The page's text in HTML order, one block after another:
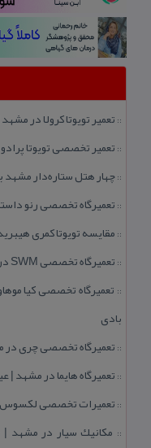
:: تعمیر تویوتا كرولا در
:: تعمیر تخصصی تویوتا
::چهار هتل‌ ستاره‌دار مشهد با فاصله
:: تعمیرگاه تخصصی رنو داستر در مشهد | ۱۰
:: مقایسه تویوتا كمری
:: تعمیرگاه تخصصی SWM در مشهد | تعمیر موتور، گیربكس و عیب‌یابی برق
:: تعمیرگاه تخصصی كیا
بادی
:: تعمیرگاه تخصصی چری در مشهد | ۱۰ سال تجربه و
::تعمیرگاه هایما در مشهد
:: تعمیرات تخصصی لكسوس
:: مكانیك سیار در مشهد